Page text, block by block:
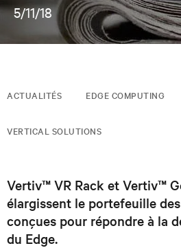
5/11/18
ACTUALITÉS EDGE COMPUTING
VERTICAL SOLUTIONS
Vertiv™ VR Rack et Vertiv™
élargissent le portefeuille
conçues pour répondre à la
du Edge.